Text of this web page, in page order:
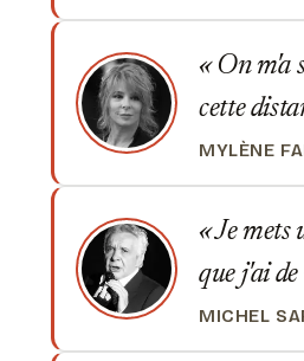
On m'a
cette
MYLÈNE
Je mets
que j'ai
MICHEL